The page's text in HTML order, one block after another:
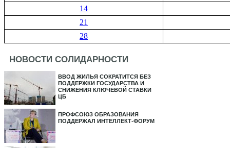
14
21
28
НОВОСТИ СОЛИДАРНОСТИ
ВВОД ЖИЛЬЯ СОКРАТИТСЯ БЕЗ
ПОДДЕРЖКИ ГОСУДАРСТВА И
СНИЖЕНИЯ КЛЮЧЕВОЙ СТАВКИ
ЦБ
ПРОФСОЮЗ ОБРАЗОВАНИЯ
ПОДДЕРЖАЛ ИНТЕЛЛЕКТ-ФОРУМ